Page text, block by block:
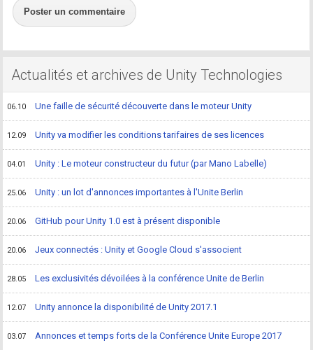
Poster un commentaire
Actualités et archives de Unity Technologies
06.10 Une faille de sécurité découverte dans le moteur Unity
12.09 Unity va modifier les conditions tarifaires de ses licences
04.01 Unity : Le moteur constructeur du futur (par Mano Labelle)
25.06 Unity : un lot d'annonces importantes à l'Unite Berlin
20.06 GitHub pour Unity 1.0 est à présent disponible
20.06 Jeux connectés : Unity et Google Cloud s'associent
28.05 Les exclusivités dévoilées à la conférence Unite de Berlin
12.07 Unity annonce la disponibilité de Unity 2017.1
03.07 Annonces et temps forts de la Conférence Unite Europe 2017